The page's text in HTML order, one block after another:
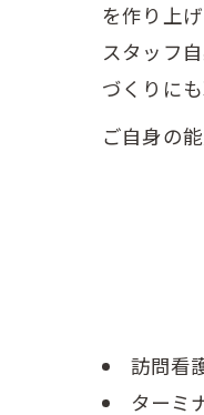
を作り上
スタッフ
づくりに
ご自身の
訪問看
ターミ